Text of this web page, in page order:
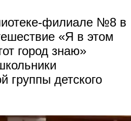
филиале №8 в
«Я в этом
город знаю»
группы детского